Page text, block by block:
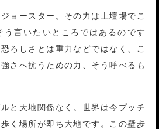
ョースター。その力は土壇場でこ
う言いたいところではあるのです
ろしさとは重力などではなく、こ
さへ抗うための力、そう呼べるも
と天地関係なく。世界は今プッチ
く場所が即ち大地です。この壁歩